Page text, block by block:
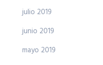
julio 2019
junio 2019
mayo 2019